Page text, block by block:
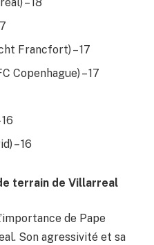
Francfort) – 17
Copenhague) – 17
– 16
terrain de Villarreal
de Pape
Son agressivité et sa